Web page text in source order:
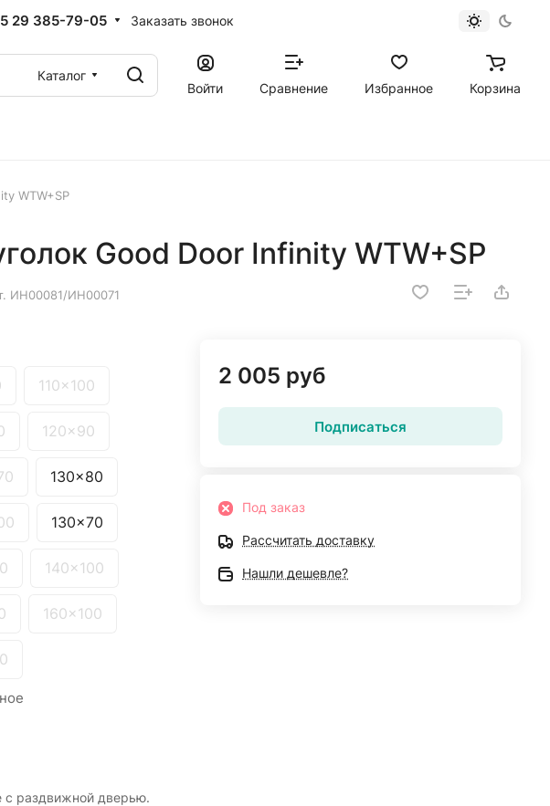
29 385-79-05 Заказать звонок
Каталог
Войти
Сравнение Избранное Корзина
WTW+SP
Good Door Infinity WTW+SP
ИН00081/ИН00071
110x100
120x90
130x80
130x70
140x100
160x100
с раздвижной дверью.
2 005 руб
Подписаться
Под заказ
Рассчитать доставку
Нашли дешевле?